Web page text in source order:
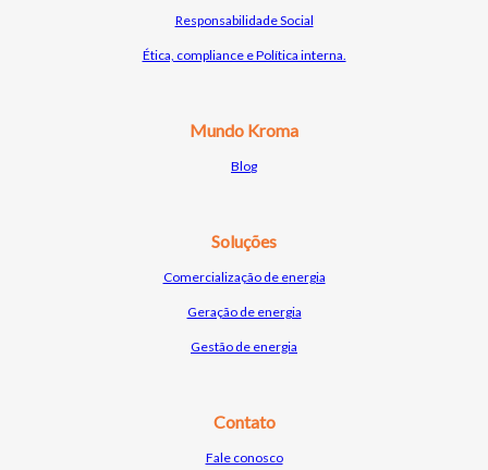
Responsabilidade Social
Ética, compliance e Política interna.
Mundo Kroma
Blog
Soluções
Comercialização de energia
Geração de energia
Gestão de energia
Contato
Fale conosco